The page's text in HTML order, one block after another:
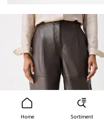
Home Sortiment